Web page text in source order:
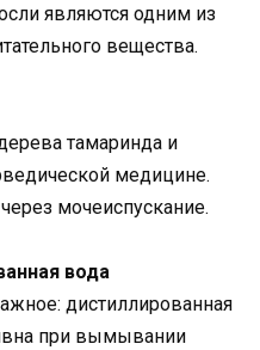
являются одним из
вещества.
тамаринда и
медицине.
мочеиспускание.
вода
дистиллированная
при вымывании